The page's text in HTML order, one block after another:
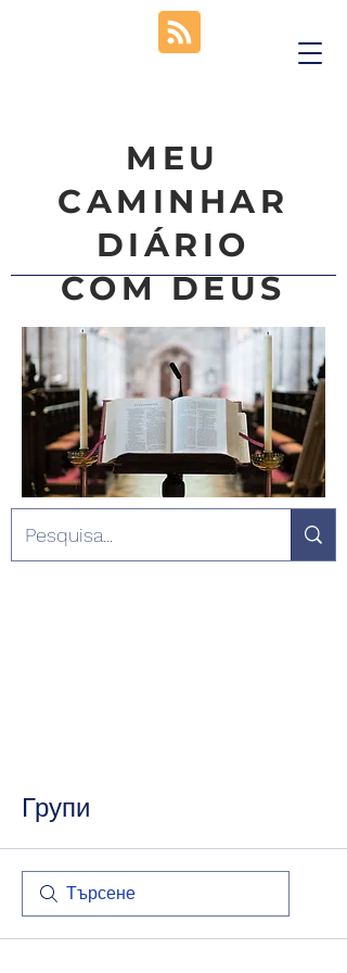
MEU
CAMINHAR
DIÁRIO
COM DEUS
Групи